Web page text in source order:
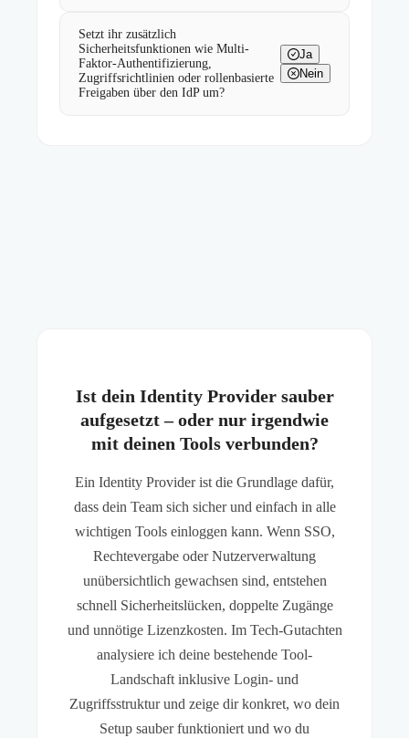
Setzt ihr zusätzlich
Sicherheitsfunktionen wie Multi-
Faktor-Authentifizierung,
Zugriffsrichtlinien oder rollenbasierte
Freigaben über den IdP um?
Ja
Nein
Ist dein Identity Provider sauber
aufgesetzt – oder nur irgendwie
mit deinen Tools verbunden?
Ein Identity Provider ist die Grundlage dafür,
dass dein Team sich sicher und einfach in alle
wichtigen Tools einloggen kann. Wenn SSO,
Rechtevergabe oder Nutzerverwaltung
unübersichtlich gewachsen sind, entstehen
schnell Sicherheitslücken, doppelte Zugänge
und unnötige Lizenzkosten. Im Tech-Gutachten
analysiere ich deine bestehende Tool-
Landschaft inklusive Login- und
Zugriffsstruktur und zeige dir konkret, wo dein
Setup sauber funktioniert und wo du